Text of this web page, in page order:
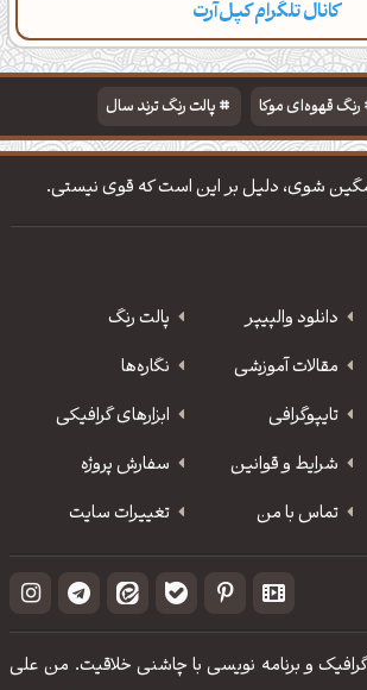
کانال تلگرام کپل‌آرت
تایپوگرافی پالت‌ها
رنگ قهوه‌ای موکا
پالت رنگ ترند سال
مذهبی
تایپوگرافی شعر مولانا
شوی، دلیل بر این است که قوی نیستی.
دانلود‌ والپیپر
پالت رنگ
مقالات آموزشی
نگاره‌ها
‌تایپوگرافی
ابزارهای گرافیکی
شرایط و قوانین
سفارش پروژه
تماس با من تغییرات سایت
و برنامه نویسی با چاشنی خلاقیت. من علی